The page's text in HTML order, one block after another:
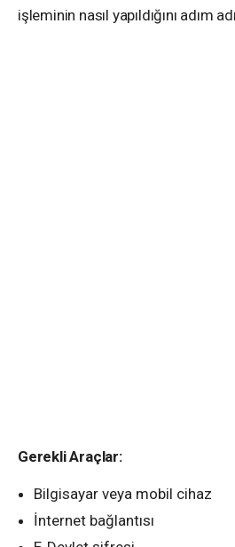
işleminin nasıl yapıldığını adım
Gerekli Araçlar:
Bilgisayar veya mobil cihaz
İnternet bağlantısı